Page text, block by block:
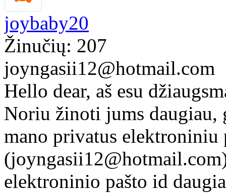
joybaby20
Žinučių: 207
joyngasii12@hotmail.com
Hello dear, aš esu
Noriu žinoti jums daugiau,
mano privatus elektroniniu
elektroninio pašto id